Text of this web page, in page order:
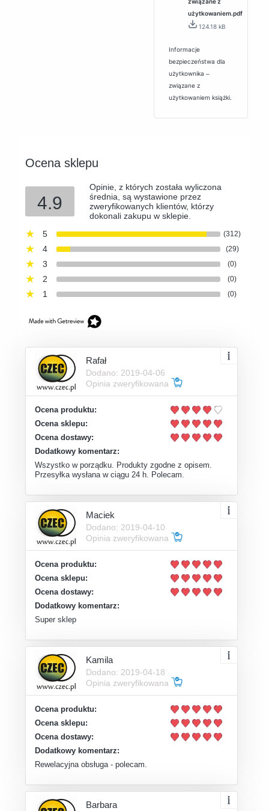
użytkowaniem.pdf
124.18 kB
Informacje
bezpieczeństwa dla
użytkownika ‒
związane z
użytkowaniem książki.
Ocena sklepu
4.9
Opinie, z których została wyliczona
średnia, są wystawione przez
zweryfikowanych klientów, którzy
dokonali zakupu w sklepie.
5
(312)
4 (29)
3 (0)
2 (0)
1 (0)
Rafał
Dodano: 2019-04-06
Opinia zweryfikowana
Ocena produktu:
Ocena sklepu:
Ocena dostawy:
Dodatkowy komentarz:
Wszystko w porządku. Produkty zgodne z opisem.
Przesyłka wysłana w ciągu 24 h. Polecam.
Maciek
Dodano: 2019-04-10
Opinia zweryfikowana
Ocena produktu:
Ocena sklepu:
Ocena dostawy:
Dodatkowy komentarz:
Super sklep
Kamila
Dodano: 2019-04-18
Opinia zweryfikowana
Ocena produktu:
Ocena sklepu:
Ocena dostawy:
Dodatkowy komentarz:
Rewelacyjna obsługa - polecam.
Barbara